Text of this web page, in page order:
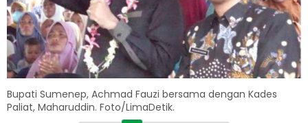
Bupati Sumenep, Achmad Fauzi bersama dengan Kades
Paliat, Maharuddin. Foto/LimaDetik.